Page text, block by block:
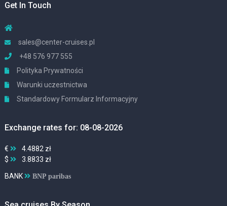
Get In Touch
sales@center-cruises.pl
+48 576 977 555
Polityka Prywatności
Warunki uczestnictwa
Standardowy Formularz Informacyjny
Exchange rates for: 08-08-2026
€
4.4882 zł
$
3.8833 zł
BANK BNP paribas